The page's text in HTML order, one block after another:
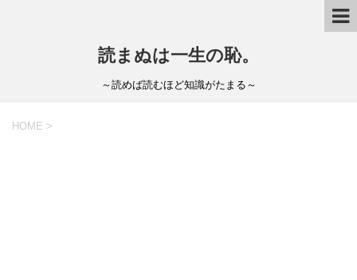
読まぬは一生の恥。
～読めば読むほど知識がたまる～
HOME >